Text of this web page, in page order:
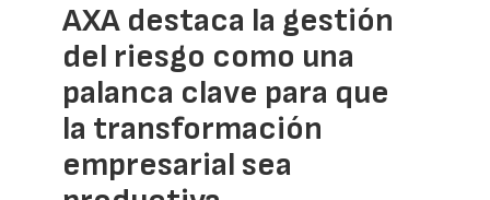
AXA destaca la gestión
del riesgo como una
palanca clave para que
la transformación
empresarial sea